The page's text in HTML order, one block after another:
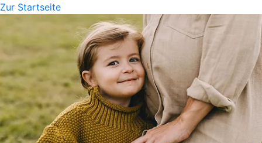
Zur Startseite